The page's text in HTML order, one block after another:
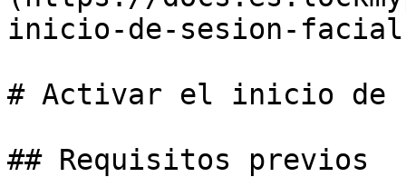
inicio-de-sesion-
# Activar el inicio de
## Requisitos previos